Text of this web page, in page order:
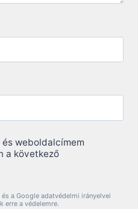
weboldalcímem
a következő
a Google adatvédelmi irányelvei
erre a védelemre.